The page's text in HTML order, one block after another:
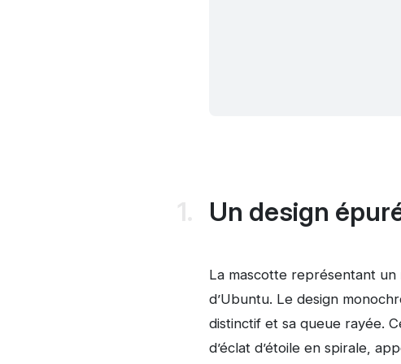
Un design
La mascotte représentant un
d’Ubuntu. Le design
distinctif et sa queue rayée.
d’éclat d’étoile en spirale,